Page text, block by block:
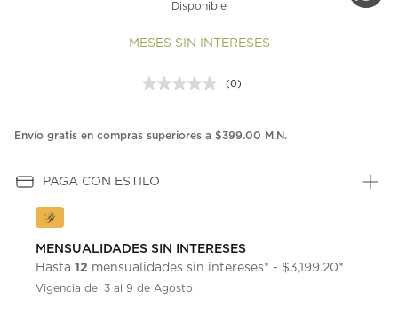
Disponible
MESES SIN INTERESES
Sin
en
(0)
Envío gratis en compras superiores a $399.00 M.N.
PAGA CON ESTILO
MENSUALIDADES SIN INTERESES
Hasta 12 mensualidades sin intereses* - $3,199.20*
Vigencia del 3 al 9 de Agosto